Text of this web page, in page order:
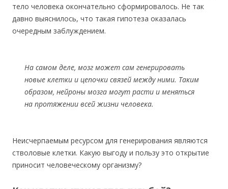
тело человека окончательно сформировалось. Не так
давно выяснилось, что такая гипотеза оказалась
очередным заблуждением.
На самом деле, мозг может сам генерировать
новые клетки и цепочки связей между ними. Таким
образом, нейроны мозга могут расти и меняться
на протяжении всей жизни человека.
Неисчерпаемым ресурсом для генерирования являются
стволовые клетки. Какую выгоду и пользу это открытие
приносит человеческому организму?